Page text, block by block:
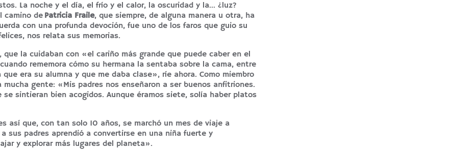
La noche y el día, el frío y el calor, la oscuridad y la… ¿luz?
camino de Patricia Fraile, que siempre, de alguna manera u otra, ha
con una profunda devoción, fue uno de los faros que guio su
nos relata sus memorias.
que la cuidaban con «el cariño más grande que puede caber en el
rememora cómo su hermana la sentaba sobre la cama, entre
era su alumna y que me daba clase», ríe ahora. Como miembro
gente: «Mis padres nos enseñaron a ser buenos anfitriones.
sintieran bien acogidos. Aunque éramos siete, solía haber platos
así que, con tan solo 10 años, se marchó un mes de viaje a
sus padres aprendió a convertirse en una niña fuerte y
y explorar más lugares del planeta».